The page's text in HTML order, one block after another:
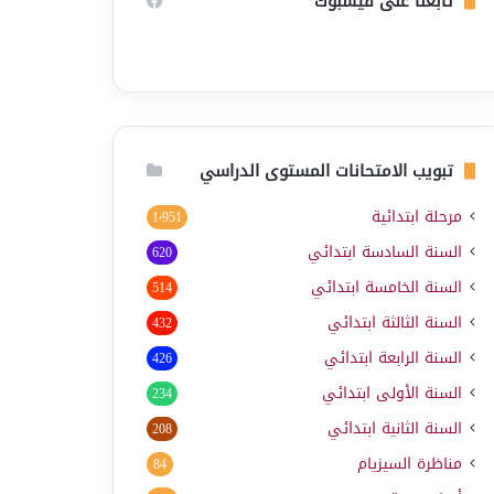
تبويب الامتحانات المستوى الدراسي
مرحلة ابتدائية 1٬951
السنة السادسة ابتدائي 620
السنة الخامسة ابتدائي 514
السنة الثالثة ابتدائي 432
السنة الرابعة ابتدائي 426
السنة الأولى ابتدائي 234
السنة الثانية ابتدائي 208
مناظرة السيزيام 84